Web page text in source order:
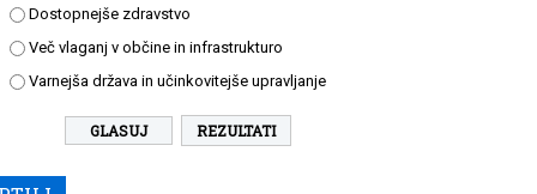
Dostopnejše zdravstvo
Več vlaganj v občine in infrastrukturo
Varnejša država in učinkovitejše upravljanje
REZULTATI